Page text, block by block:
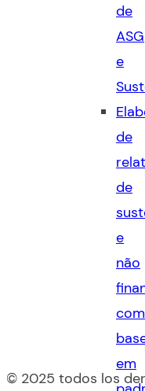
de
ASG
e
de
de
e
não
com
em
© 2025 todos los